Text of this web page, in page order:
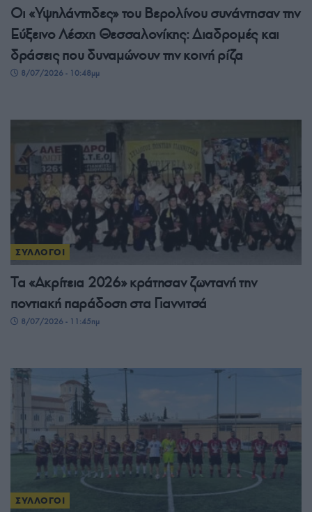
Οι «Υψηλάντηδες» του Βερολίνου συνάντησαν την
Εύξεινο Λέσχη Θεσσαλονίκης: Διαδρομές και
δράσεις που δυναμώνουν την κοινή ρίζα
8/07/2026 - 10:48μμ
ΣΥΛΛΟΓΟΙ
Τα «Ακρίτεια 2026» κράτησαν ζωντανή την
ποντιακή παράδοση στα Γιαννιτσά
8/07/2026 - 11:45πμ
ΣΥΛΛΟΓΟΙ